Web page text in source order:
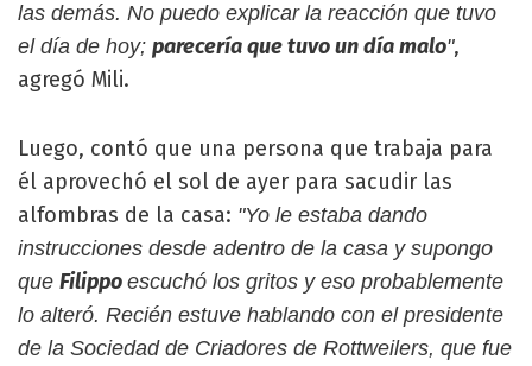
las demás. No puedo explicar la reacción que tuvo
el día de hoy; parecería que tuvo un día malo",
agregó Mili.
Luego, contó que una persona que trabaja para
él aprovechó el sol de ayer para sacudir las
alfombras de la casa: "Yo le estaba dando
instrucciones desde adentro de la casa y supongo
que Filippo escuchó los gritos y eso probablemente
lo alteró. Recién estuve hablando con el presidente
de la Sociedad de Criadores de Rottweilers, que fue